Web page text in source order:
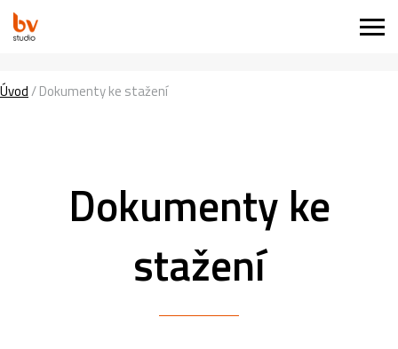
Úvod/Dokumenty ke stažení
Dokumenty ke
stažení